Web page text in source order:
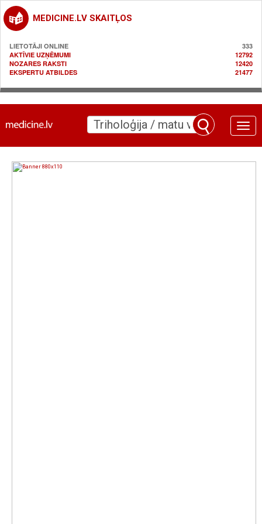
MEDICINE.LV SKAITĻOS
LIETOTĀJI ONLINE
333
AKTĪVIE UZŅĒMUMI
12792
NOZARES RAKSTI
12420
EKSPERTU ATBILDES
21477
Toggle